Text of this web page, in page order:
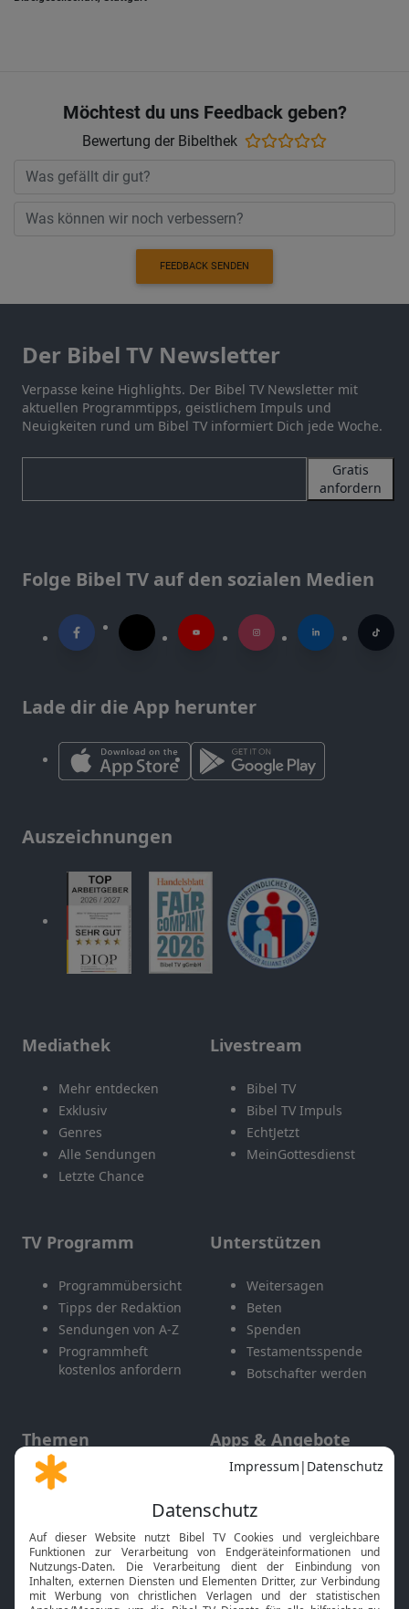
Möchtest du uns Feedback geben?
Bewertung der Bibelthek
FEEDBACK SENDEN
Der Bibel TV Newsletter
Verpasse keine Highlights. Der Bibel TV Newsletter mit
aktuellen Programmtipps, geistlichem Impuls und
Neuigkeiten rund um Bibel TV informiert Dich jede Woche.
Gratis
anfordern
Folge Bibel TV auf den sozialen Medien
Lade dir die App herunter
Auszeichnungen
Mediathek
Mehr entdecken
Exklusiv
Genres
Alle Sendungen
Letzte Chance
Livestream
Bibel TV
Bibel TV Impuls
EchtJetzt
MeinGottesdienst
TV Programm
Programmübersicht
Tipps der Redaktion
Sendungen von A-Z
Programmheft
kostenlos anfordern
Unterstützen
Weitersagen
Beten
Spenden
Testamentsspende
Botschafter werden
Themen
Gott und Bibel erklärt
Neuigkeiten
Apps & Angebote
Mobile App
Smart TV
HbbTV
Bibelthek Online-Bibel